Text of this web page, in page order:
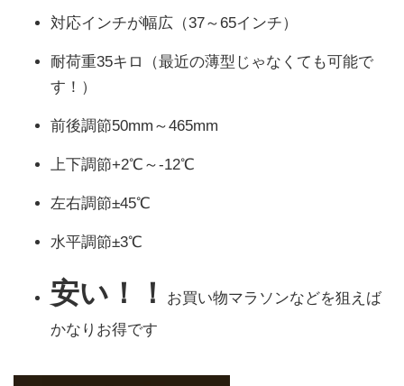
対応インチが幅広（37～65インチ）
耐荷重35キロ（最近の薄型じゃなくても可能で
す！）
前後調節50mm～465mm
上下調節+2℃～-12℃
左右調節±45℃
水平調節±3℃
安い！！
お買い物マラソンなどを狙えば
かなりお得です